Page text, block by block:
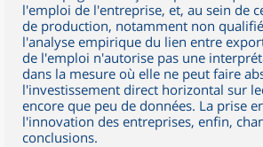
l'emploi de l'entreprise, et, au sein de
de production, notamment non
l'analyse empirique du lien entre
de l'emploi n'autorise pas une
dans la mesure où elle ne peut faire
l'investissement direct horizontal sur
encore que peu de données. La prise
l'innovation des entreprises, enfin,
conclusions.